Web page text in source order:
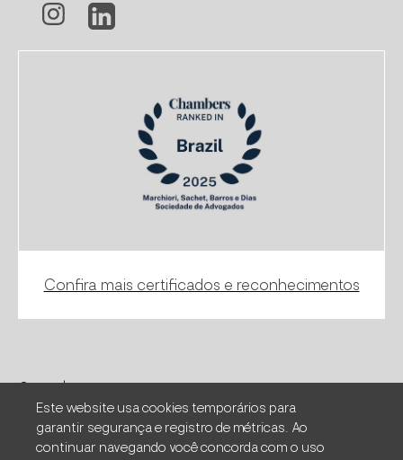
Confira mais certificados e reconhecimentos
Sociedade de advogados
Este website usa cookies temporários para
garantir segurança e registro de métricas. Ao
continuar navegando você concorda com o uso